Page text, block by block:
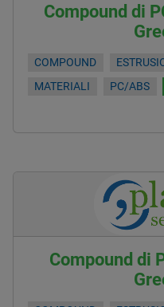
Compound di
COMPOUND
MATERIALI
PC/ABS
Compound di